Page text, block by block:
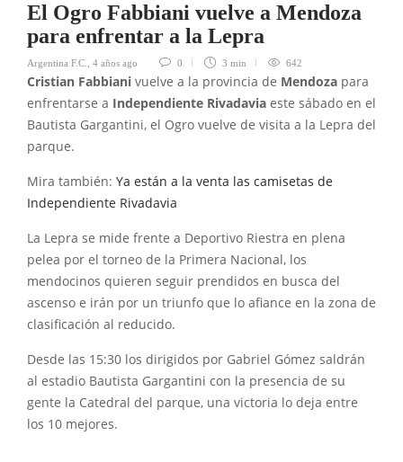
El Ogro Fabbiani vuelve a Mendoza
para enfrentar a la Lepra
Argentina F.C. 4 años ago 0 3 min 642
Cristian Fabbiani vuelve a la provincia de Mendoza para
enfrentarse a Independiente Rivadavia este sábado en el
Bautista Gargantini, el Ogro vuelve de visita a la Lepra del
parque.
Mira también: Ya están a la venta las camisetas de
Independiente Rivadavia
La Lepra se mide frente a Deportivo Riestra en plena
pelea por el torneo de la Primera Nacional, los
mendocinos quieren seguir prendidos en busca del
ascenso e irán por un triunfo que lo afiance en la zona de
clasificación al reducido.
Desde las 15:30 los dirigidos por Gabriel Gómez saldrán
al estadio Bautista Gargantini con la presencia de su
gente la Catedral del parque, una victoria lo deja entre
los 10 mejores.